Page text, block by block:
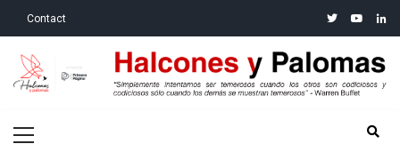
Contact twitteryoutube
Halcones y Palomas
Menu